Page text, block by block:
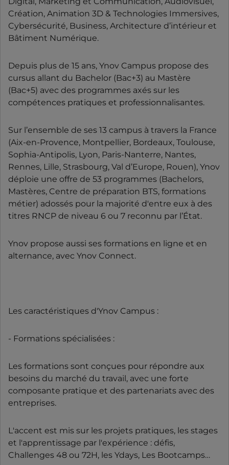
Création, Animation 3D & Technologies Immersives,
Cybersécurité, Business, Architecture d’intérieur et
Bâtiment Numérique.
Depuis plus de 15 ans, Ynov Campus propose des
cursus allant du Bachelor (Bac+3) au Mastère
(Bac+5) avec des programmes axés sur les
compétences pratiques et professionnalisantes.
Sur l’ensemble de ses 13 campus à travers la France
(Aix-en-Provence, Montpellier, Bordeaux, Toulouse,
Sophia-Antipolis, Lyon, Paris-Nanterre, Nantes,
Rennes, Lille, Strasbourg, Val d’Europe, Rouen), Ynov
déploie une offre de 53 programmes (Bachelors,
Mastères, Centre de préparation BTS, formations
métier) adossés pour la majorité d'entre eux à des
titres RNCP de niveau 6 ou 7 reconnu par l’État.
Ynov propose aussi ses formations en ligne et en
alternance, avec Ynov Connect.
Les caractéristiques d'Ynov Campus :
- Formations spécialisées :
Les formations sont conçues pour répondre aux
besoins du marché du travail, avec une forte
composante pratique et des partenariats avec des
entreprises.
L'accent est mis sur les projets pratiques, les stages
et l'apprentissage par l'expérience : défis,
Challenges 48 ou 72H, les Ydays, Les Bootcamps…